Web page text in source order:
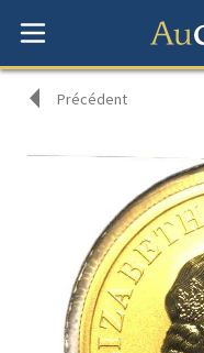
Précédent